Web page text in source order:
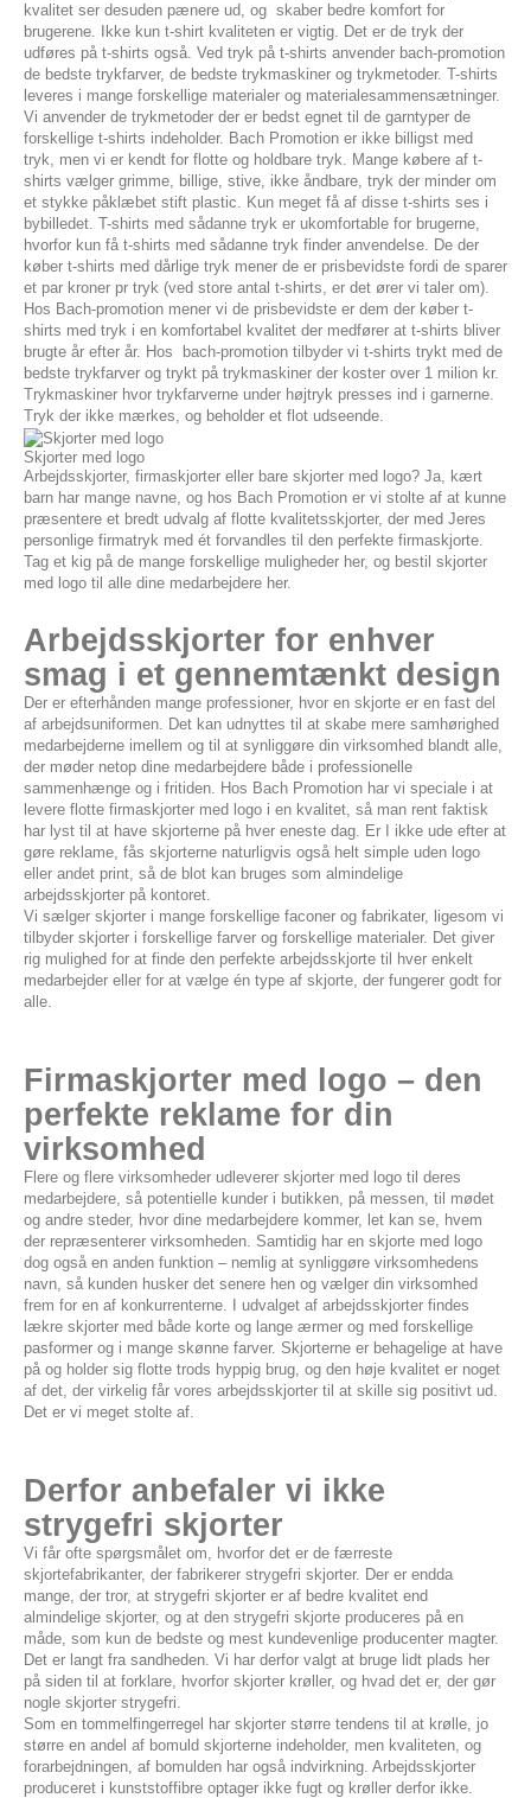
kvalitet ser desuden pænere ud, og skaber bedre komfort for
brugerene. Ikke kun t-shirt kvaliteten er vigtig. Det er de tryk der
udføres på t-shirts også. Ved tryk på t-shirts anvender bach-promotion
de bedste trykfarver, de bedste trykmaskiner og trykmetoder. T-shirts
leveres i mange forskellige materialer og materialesammensætninger.
Vi anvender de trykmetoder der er bedst egnet til de garntyper de
forskellige t-shirts indeholder. Bach Promotion er ikke billigst med
tryk, men vi er kendt for flotte og holdbare tryk. Mange købere af t-
shirts vælger grimme, billige, stive, ikke åndbare, tryk der minder om
et stykke påklæbet stift plastic. Kun meget få af disse t-shirts ses i
bybilledet. T-shirts med sådanne tryk er ukomfortable for brugerne,
hvorfor kun få t-shirts med sådanne tryk finder anvendelse. De der
køber t-shirts med dårlige tryk mener de er prisbevidste fordi de sparer
et par kroner pr tryk (ved store antal t-shirts, er det ører vi taler om).
Hos Bach-promotion mener vi de prisbevidste er dem der køber t-
shirts med tryk i en komfortabel kvalitet der medfører at t-shirts bliver
brugte år efter år. Hos bach-promotion tilbyder vi t-shirts trykt med de
bedste trykfarver og trykt på trykmaskiner der koster over 1 milion kr.
Trykmaskiner hvor trykfarverne under højtryk presses ind i garnerne.
Tryk der ikke mærkes, og beholder et flot udseende.
Skjorter med logo
Arbejdsskjorter, firmaskjorter eller bare skjorter med logo? Ja, kært
barn har mange navne, og hos Bach Promotion er vi stolte af at kunne
præsentere et bredt udvalg af flotte kvalitetsskjorter, der med Jeres
personlige firmatryk med ét forvandles til den perfekte firmaskjorte.
Tag et kig på de mange forskellige muligheder her, og bestil skjorter
med logo til alle dine medarbejdere her.
Arbejdsskjorter for enhver
smag i et gennemtænkt design
Der er efterhånden mange professioner, hvor en skjorte er en fast del
af arbejdsuniformen. Det kan udnyttes til at skabe mere samhørighed
medarbejderne imellem og til at synliggøre din virksomhed blandt alle,
der møder netop dine medarbejdere både i professionelle
sammenhænge og i fritiden. Hos Bach Promotion har vi speciale i at
levere flotte firmaskjorter med logo i en kvalitet, så man rent faktisk
har lyst til at have skjorterne på hver eneste dag. Er I ikke ude efter at
gøre reklame, fås skjorterne naturligvis også helt simple uden logo
eller andet print, så de blot kan bruges som almindelige
arbejdsskjorter på kontoret.
Vi sælger skjorter i mange forskellige faconer og fabrikater, ligesom vi
tilbyder skjorter i forskellige farver og forskellige materialer. Det giver
rig mulighed for at finde den perfekte arbejdsskjorte til hver enkelt
medarbejder eller for at vælge én type af skjorte, der fungerer godt for
alle.
Firmaskjorter med logo – den
perfekte reklame for din
virksomhed
Flere og flere virksomheder udleverer skjorter med logo til deres
medarbejdere, så potentielle kunder i butikken, på messen, til mødet
og andre steder, hvor dine medarbejdere kommer, let kan se, hvem
der repræsenterer virksomheden. Samtidig har en skjorte med logo
dog også en anden funktion – nemlig at synliggøre virksomhedens
navn, så kunden husker det senere hen og vælger din virksomhed
frem for en af konkurrenterne. I udvalget af arbejdsskjorter findes
lækre skjorter med både korte og lange ærmer og med forskellige
pasformer og i mange skønne farver. Skjorterne er behagelige at have
på og holder sig flotte trods hyppig brug, og den høje kvalitet er noget
af det, der virkelig får vores arbejdsskjorter til at skille sig positivt ud.
Det er vi meget stolte af.
Derfor anbefaler vi ikke
strygefri skjorter
Vi får ofte spørgsmålet om, hvorfor det er de færreste
skjortefabrikanter, der fabrikerer strygefri skjorter. Der er endda
mange, der tror, at strygefri skjorter er af bedre kvalitet end
almindelige skjorter, og at den strygefri skjorte produceres på en
måde, som kun de bedste og mest kundevenlige producenter magter.
Det er langt fra sandheden. Vi har derfor valgt at bruge lidt plads her
på siden til at forklare, hvorfor skjorter krøller, og hvad det er, der gør
nogle skjorter strygefri.
Som en tommelfingerregel har skjorter større tendens til at krølle, jo
større en andel af bomuld skjorterne indeholder, men kvaliteten, og
forarbejdningen, af bomulden har også indvirkning. Arbejdsskjorter
produceret i kunststoffibre optager ikke fugt og krøller derfor ikke.